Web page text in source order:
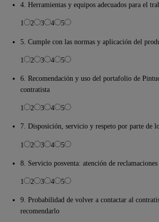
4. Herramientas y equipos adecuados para el
1 2 3 4 5
5. Cumple con las normas y aplicación del
1 2 3 4 5
6. Recomendación y uso del portafolio de
contratista
1 2 3 4 5
7. Disposición, servicio y respeto por parte de
1 2 3 4 5
8. Servicio posventa: atención de reclamaciones
1 2 3 4 5
9. Probabilidad de volver a contactar al
recomendarlo